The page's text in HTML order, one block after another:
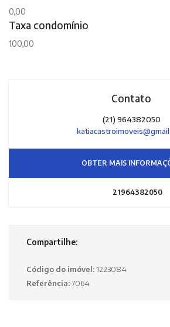
0,00
Taxa condomínio
100,00
Contato
(21) 964382050
OBTER MAIS
21964382050
Compartilhe:
Código do imóvel:1223084
Referência:7064